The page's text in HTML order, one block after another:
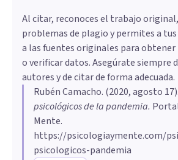
Al citar, reconoces el trabajo
problemas de plagio y permites a
a las fuentes originales para
o verificar datos. Asegúrate siempre
autores y de citar de forma adecuada.
Rubén Camacho. (2020, agosto 17).
psicológicos de la pandemia.
Mente.
https://psicologiaymente.com/
psicologicos-pandemia